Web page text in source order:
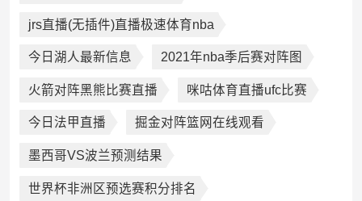
jrs直播(无插件)直播极速体育nba
今日湖人最新信息 2021年nba季后赛对阵图
火箭对阵黑熊比赛直播 咪咕体育直播ufc比赛
今日法甲直播 掘金对阵篮网在线观看
墨西哥VS波兰预测结果
世界杯非洲区预选赛积分排名